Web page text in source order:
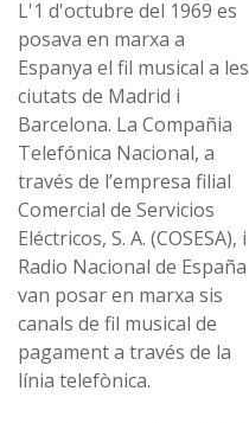
L'1 d'octubre del 1969 es
posava en marxa a
Espanya el fil musical a les
ciutats de Madrid i
Barcelona. La Compañia
Telefónica Nacional, a
través de l’empresa filial
Comercial de Servicios
Eléctricos, S. A. (COSESA), i
Radio Nacional de España
van posar en marxa sis
canals de fil musical de
pagament a través de la
línia telefònica.